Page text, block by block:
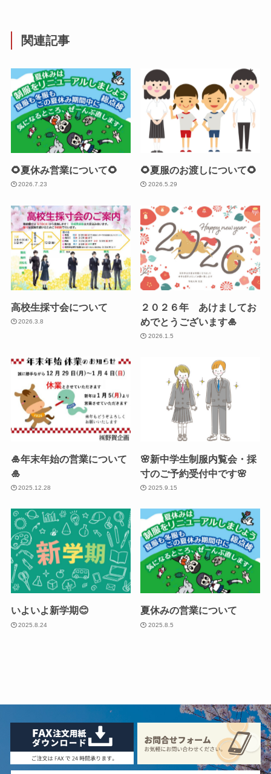
関連記事
🌻夏休み営業について🌻
2026.7.23
🌻夏服のお渡しについて🌻
2026.5.29
高校生採寸会について
2026.3.8
２０２６年 あけましてお
めでとうございます🎍
2026.1.5
🎍年末年始の営業について
🎍
2025.12.28
🌸新中学生制服内覧会・採
寸のご予約受付中です🌸
2025.9.15
いよいよ新学期😊
2025.8.24
夏休みの営業について
2025.8.5